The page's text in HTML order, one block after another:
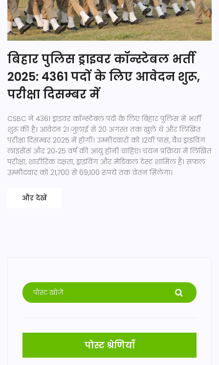
बिहार पुलिस ड्राइवर कॉन्स्टेबल भर्ती
2025: 4361 पदों के लिए आवेदन शुरू,
परीक्षा दिसम्बर में
CSBC ने 4361 ड्राइवर कॉन्स्टेबल पदों के लिए बिहार पुलिस में भर्ती
शुरू की है। आवेदन 21 जुलाई से 20 अगस्त तक खुले थे और लिखित
परीक्षा दिसम्बर 2025 में होगी। उम्मीदवारों को 12वीं पास, वैध ड्राइविंग
लाइसेंस और 20‑25 वर्ष की आयु होनी चाहिए। चयन प्रक्रिया में लिखित
परीक्षा, शारीरिक दक्षता, ड्राइविंग और मेडिकल टेस्ट शामिल हैं। सफल
उम्मीदवार को 21,700 से 69,100 रुपये तक वेतन मिलेगा।
और देखें
पोस्ट श्रेणियाँ